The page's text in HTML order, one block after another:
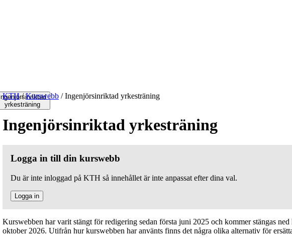
Ingenjörsinriktad
yrkesträning
KTH / Kurswebb /Ingenjörsinriktad yrkesträning
Ingenjörsinriktad yrkesträning
Logga in till din kurswebb
Du är inte inloggad på KTH så innehållet är inte anpassat efter dina val.
Logga in
Kurswebben har varit stängt för redigering sedan första juni 2025 och kommer stängas ned
oktober 2026. Utifrån hur kurswebben har använts finns det några olika alternativ för